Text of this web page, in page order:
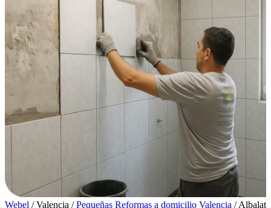
Webel / Valencia / Pequeñas Reformas a domicilio Valencia / Albalat